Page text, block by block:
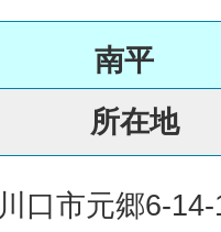
南平
所在地
川口市元郷6-14-